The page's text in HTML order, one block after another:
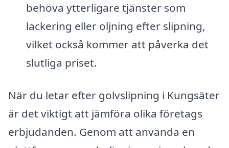
behöva ytterligare tjänster som
lackering eller oljning efter slipning,
vilket också kommer att påverka det
slutliga priset.
När du letar efter golvslipning i Kungsäter
är det viktigt att jämföra olika företags
erbjudanden. Genom att använda en